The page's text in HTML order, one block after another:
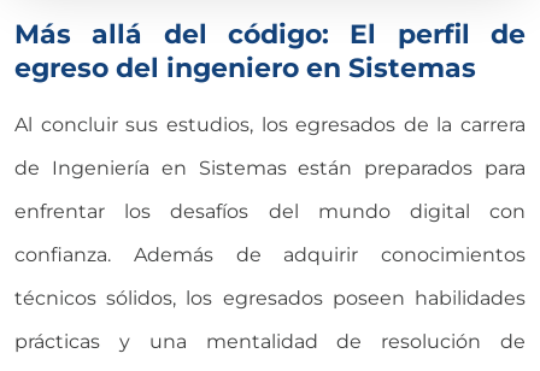
Más allá del código: El perfil de
egreso del ingeniero en Sistemas
Al concluir sus estudios, los egresados de la carrera
de Ingeniería en Sistemas están preparados para
enfrentar los desafíos del mundo digital con
confianza. Además de adquirir conocimientos
técnicos sólidos, los egresados poseen habilidades
prácticas y una mentalidad de resolución de